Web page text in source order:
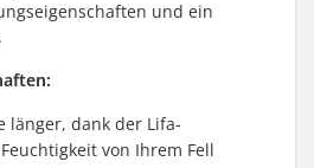
und ein
länger, dank der Lifa-
von Ihrem Fell